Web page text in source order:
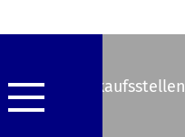
Unsere Vorverkaufsstellen